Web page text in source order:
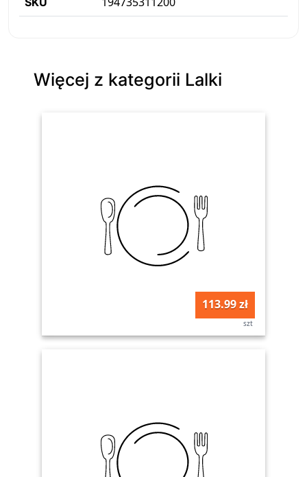
Więcej z kategorii Lalki
113.99 zł
szt